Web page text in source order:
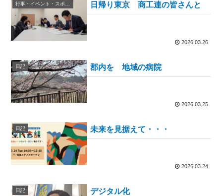
行事・イベント・スポーツ等 日帰り東京 商工連の皆さんと
2026.03.26
日記 郡内を 地域の病院
2026.03.25
日記 未来を見据えて・・・
2026.03.24
日記 デジタル化